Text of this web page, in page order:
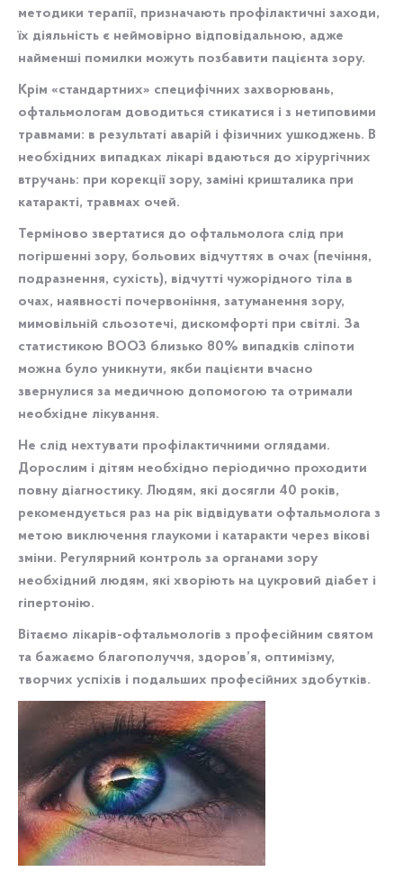
методики терапії, призначають профілактичні заходи,
їх діяльність є неймовірно відповідальною, адже
найменші помилки можуть позбавити пацієнта зору.
Крім «стандартних» специфічних захворювань,
офтальмологам доводиться стикатися і з нетиповими
травмами: в результаті аварій і фізичних ушкоджень. В
необхідних випадках лікарі вдаються до хірургічних
втручань: при корекції зору, заміні кришталика при
катаракті, травмах очей.
Терміново звертатися до офтальмолога слід при
погіршенні зору, больових відчуттях в очах (печіння,
подразнення, сухість), відчутті чужорідного тіла в
очах, наявності почервоніння, затуманення зору,
мимовільній сльозотечі, дискомфорті при світлі. За
статистикою ВООЗ близько 80% випадків сліпоти
можна було уникнути, якби пацієнти вчасно
звернулися за медичною допомогою та отримали
необхідне лікування.
Не слід нехтувати профілактичними оглядами.
Дорослим і дітям необхідно періодично проходити
повну діагностику. Людям, які досягли 40 років,
рекомендується раз на рік відвідувати офтальмолога з
метою виключення глаукоми і катаракти через вікові
зміни. Регулярний контроль за органами зору
необхідний людям, які хворіють на цукровий діабет і
гіпертонію.
Вітаємо лікарів-офтальмологів з професійним святом
та бажаємо благополуччя, здоров’я, оптимізму,
творчих успіхів і подальших професійних здобутків.